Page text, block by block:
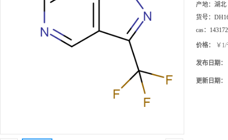
产地： 湖北
货号：
cas：
价格： ￥
发布日期：
更新日期：